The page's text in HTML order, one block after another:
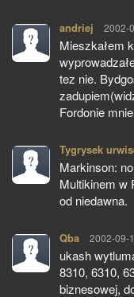
andriej pisze:
2002-
Mieszkałem
tez nie.
Fordonie
Tygrysek
Markinson:
Multikinem w
od niedawna.
Qba pisze:
2002-09-
ukash
8310, 6310,
biznesowej,